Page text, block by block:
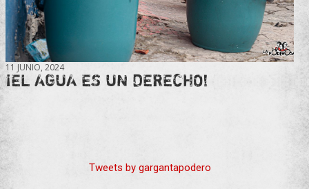
11 JUNIO, 2024
¡EL AGUA ES UN DERECHO!
Tweets by gargantapodero